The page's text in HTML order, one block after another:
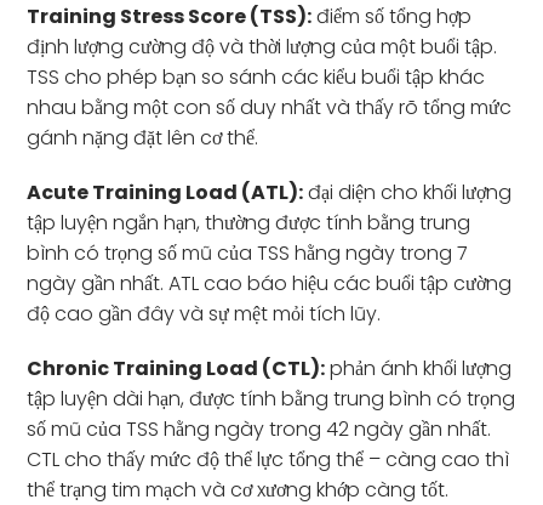
Training Stress Score (TSS):điểm số tổng hợp
định lượng cường độ và thời lượng của một buổi tập.
TSS cho phép bạn so sánh các kiểu buổi tập khác
nhau bằng một con số duy nhất và thấy rõ tổng mức
gánh nặng đặt lên cơ thể.
Acute Training Load (ATL):đại diện cho khối lượng
tập luyện ngắn hạn, thường được tính bằng trung
bình có trọng số mũ của TSS hằng ngày trong 7
ngày gần nhất. ATL cao báo hiệu các buổi tập cường
độ cao gần đây và sự mệt mỏi tích lũy.
Chronic Training Load (CTL):phản ánh khối lượng
tập luyện dài hạn, được tính bằng trung bình có trọng
số mũ của TSS hằng ngày trong 42 ngày gần nhất.
CTL cho thấy mức độ thể lực tổng thể – càng cao thì
thể trạng tim mạch và cơ xương khớp càng tốt.